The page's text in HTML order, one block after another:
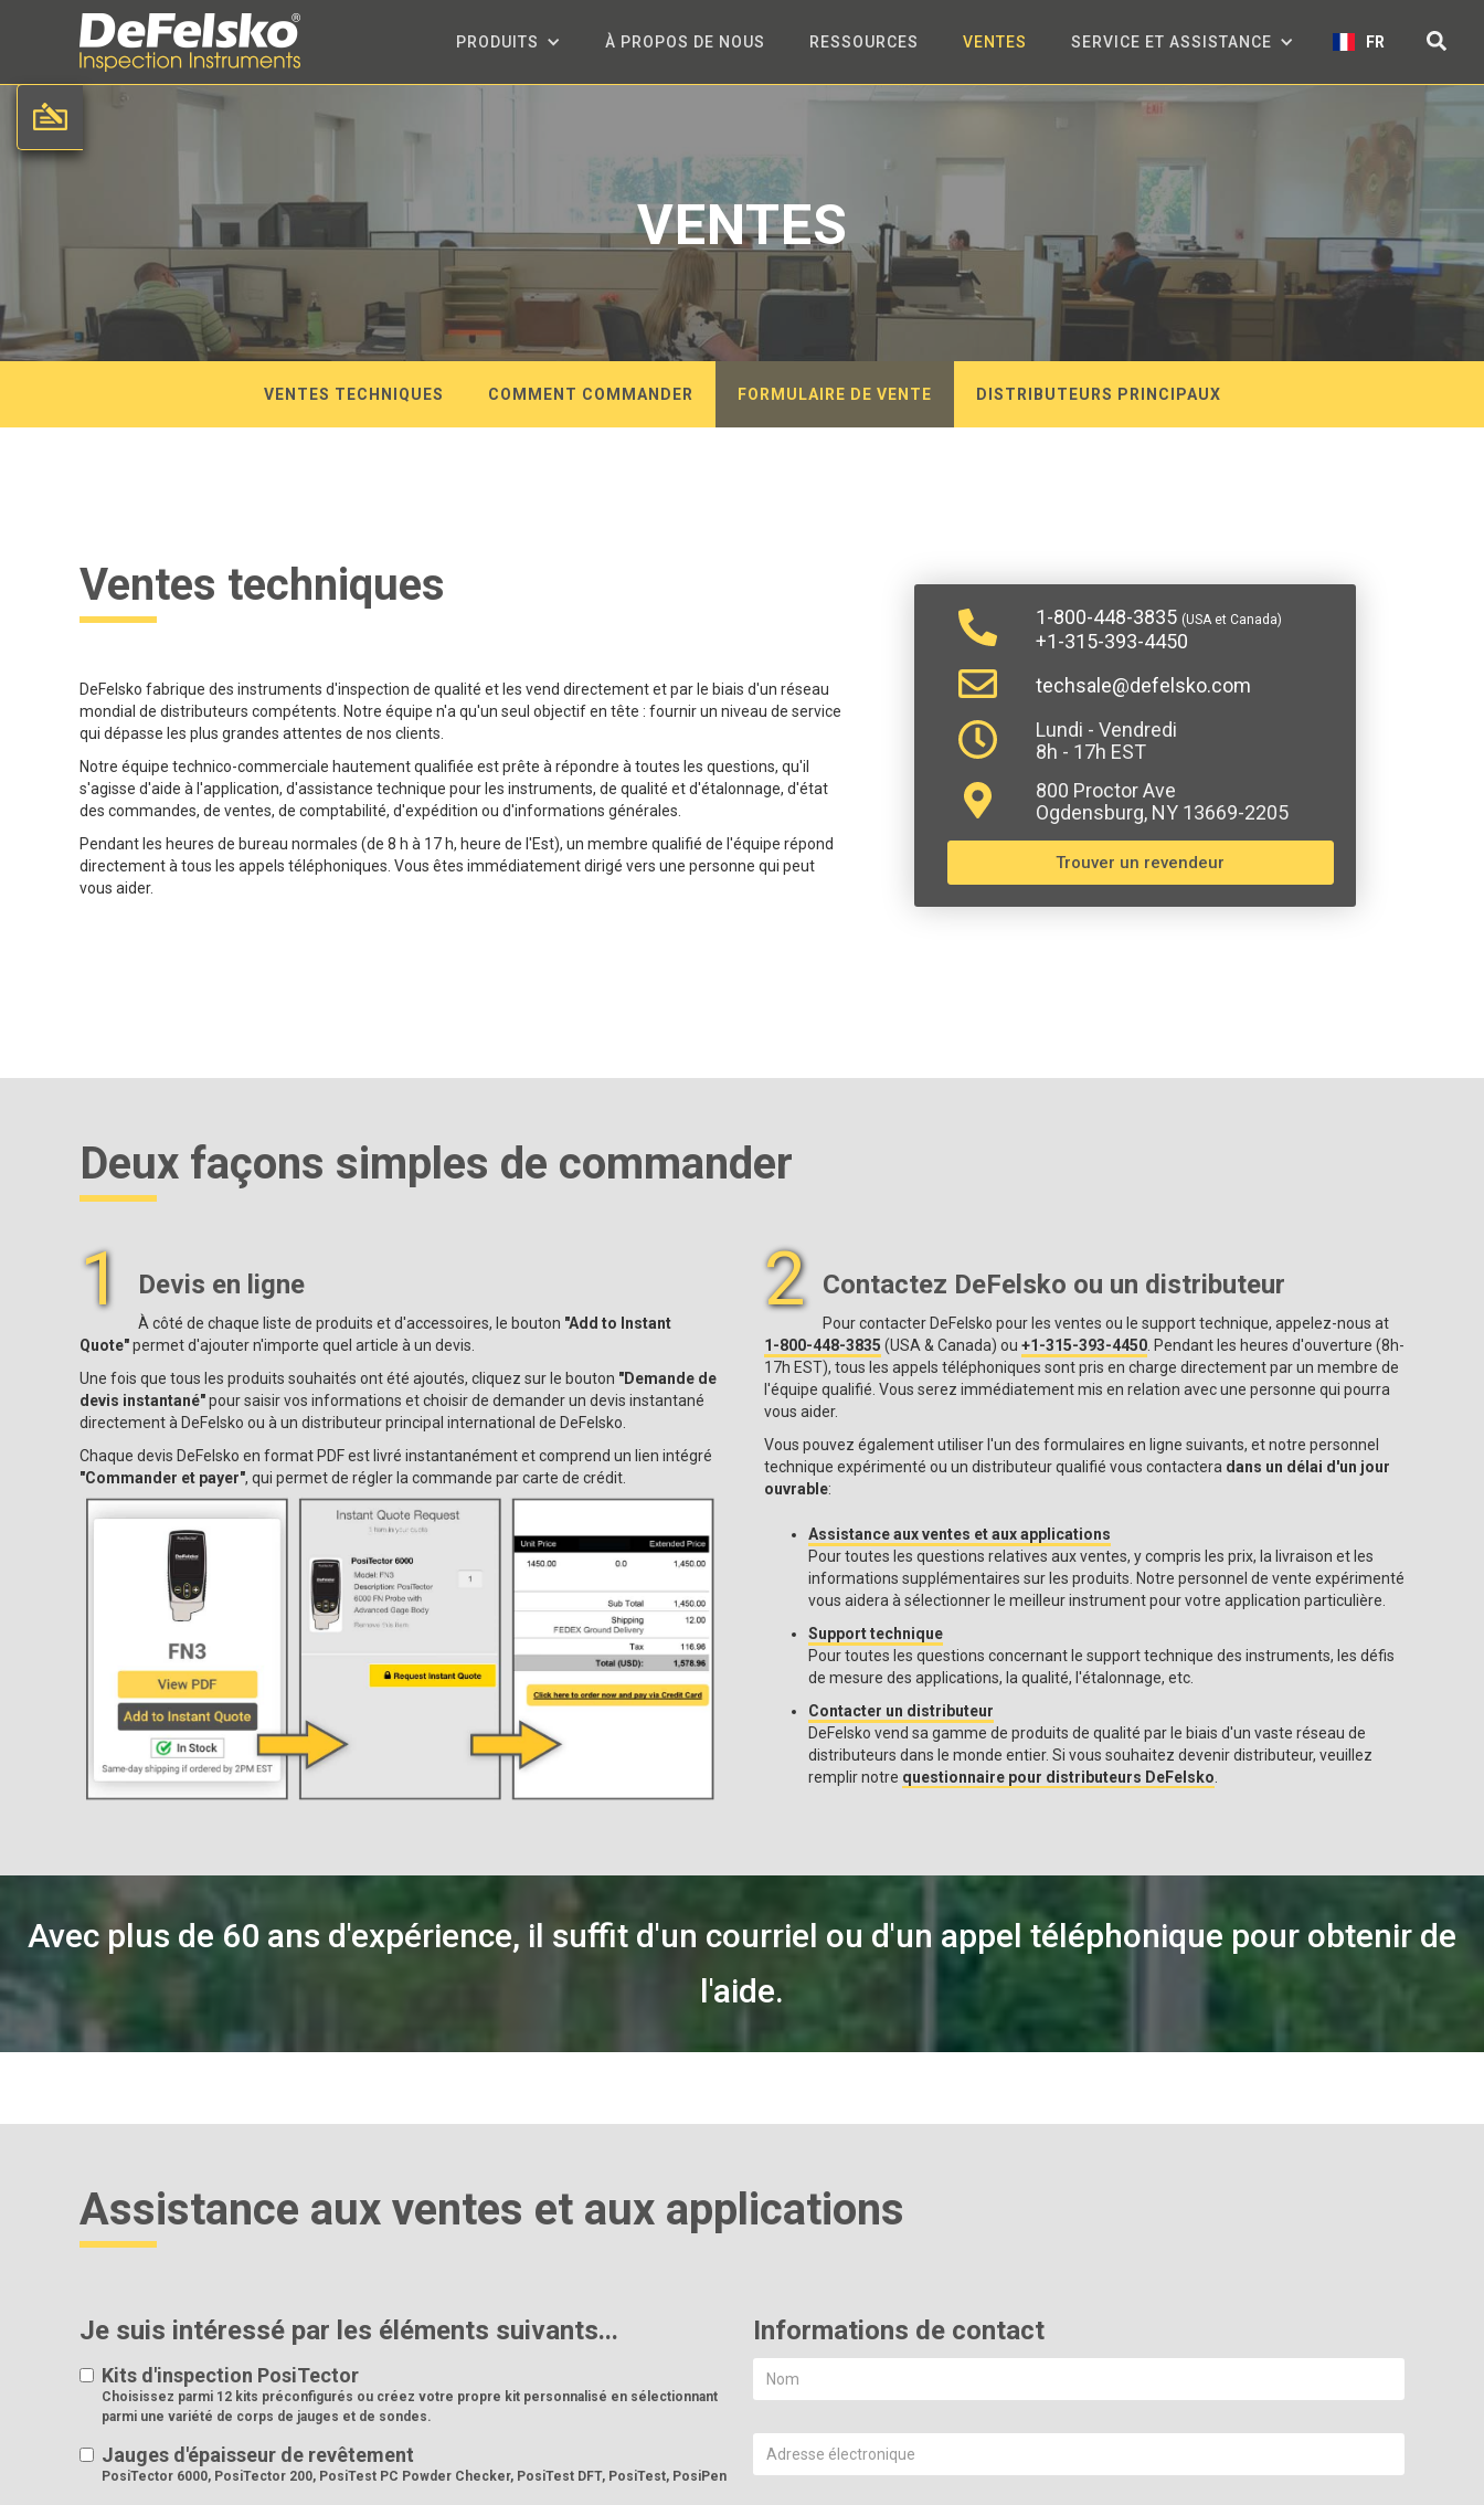
PRODUITS À PROPOS DE NOUS RESSOURCES VENTES SERVICE ET ASSISTANCE FR
VENTES
VENTES TECHNIQUES COMMENT COMMANDER FORMULAIRE DE VENTE DISTRIBUTEURS PRINCIPAUX
Ventes techniques
DeFelsko fabrique des instruments d'inspection de qualité et les vend directement et par le biais d'un réseau
mondial de distributeurs compétents. Notre équipe n'a qu'un seul objectif en tête : fournir un niveau de service
qui dépasse les plus grandes attentes de nos clients.
Notre équipe technico-commerciale hautement qualifiée est prête à répondre à toutes les questions, qu'il
s'agisse d'aide à l'application, d'assistance technique pour les instruments, de qualité et d'étalonnage, d'état
des commandes, de ventes, de comptabilité, d'expédition ou d'informations générales.
Pendant les heures de bureau normales (de 8 h à 17 h, heure de l'Est), un membre qualifié de l'équipe répond
directement à tous les appels téléphoniques. Vous êtes immédiatement dirigé vers une personne qui peut
vous aider.
1-800-448-3835 (USA et Canada)
+1-315-393-4450
techsale@defelsko.com
Lundi - Vendredi
8h - 17h EST
800 Proctor Ave
Ogdensburg, NY 13669-2205
Trouver un revendeur
Deux façons simples de commander
1 Devis en ligne
À côté de chaque liste de produits et d'accessoires, le bouton "Add to Instant
Quote"permet d'ajouter n'importe quel article à un devis.
Une fois que tous les produits souhaités ont été ajoutés, cliquez sur le bouton "Demande de
devis instantané"pour saisir vos informations et choisir de demander un devis instantané
directement à DeFelsko ou à un distributeur principal international de DeFelsko.
Chaque devis DeFelsko en format PDF est livré instantanément et comprend un lien intégré
"Commander et payer", qui permet de régler la commande par carte de crédit.
2 Contactez DeFelsko ou un distributeur
Pour contacter DeFelsko pour les ventes ou le support technique, appelez-nous at
1-800-448-3835 (USA & Canada) ou +1-315-393-4450. Pendant les heures d'ouverture (8h-
17h EST), tous les appels téléphoniques sont pris en charge directement par un membre de
l'équipe qualifié. Vous serez immédiatement mis en relation avec une personne qui pourra
vous aider.
Vous pouvez également utiliser l'un des formulaires en ligne suivants, et notre personnel
technique expérimenté ou un distributeur qualifié vous contactera dans un délai d'un jour
ouvrable:
Assistance aux ventes et aux applications
Pour toutes les questions relatives aux ventes, y compris les prix, la livraison et les
informations supplémentaires sur les produits. Notre personnel de vente expérimenté
vous aidera à sélectionner le meilleur instrument pour votre application particulière.
Support technique
Pour toutes les questions concernant le support technique des instruments, les défis
de mesure des applications, la qualité, l'étalonnage, etc.
Contacter un distributeur
DeFelsko vend sa gamme de produits de qualité par le biais d'un vaste réseau de
distributeurs dans le monde entier. Si vous souhaitez devenir distributeur, veuillez
remplir notre questionnaire pour distributeurs DeFelsko.
Avec plus de 60 ans d'expérience, il suffit d'un courriel ou d'un appel téléphonique pour obtenir de
l'aide.
Assistance aux ventes et aux applications
Je suis intéressé par les éléments suivants...
Kits d'inspection PosiTector
Choisissez parmi 12 kits préconfigurés ou créez votre propre kit personnalisé en sélectionnant
parmi une variété de corps de jauges et de sondes.
Jauges d'épaisseur de revêtement
PosiTector 6000, PosiTector 200, PosiTest PC Powder Checker, PosiTest DFT, PosiTest, PosiPen
Informations de contact